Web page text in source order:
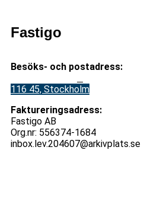
Fastigo
Besöks- och postadress:
116 45, Stockholm
Faktureringsadress:
Fastigo AB
Org.nr: 556374-1684
inbox.lev.204607@arkivplats.se